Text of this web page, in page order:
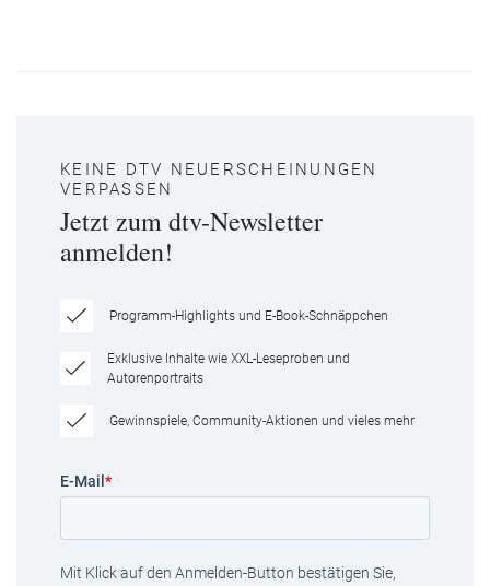
KEINE DTV NEUERSCHEINUNGEN
VERPASSEN
Jetzt zum dtv-Newsletter
anmelden!
Programm-Highlights und E-Book-Schnäppchen
Exklusive Inhalte wie XXL-Leseproben und
Autorenportraits
Gewinnspiele, Community-Aktionen und vieles mehr
E-Mail *
Mit Klick auf den Anmelden-Button bestätigen Sie,